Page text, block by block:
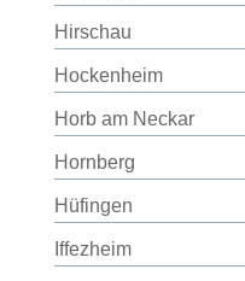
Hirschau
Hockenheim
Horb am Neckar
Hornberg
Hüfingen
Iffezheim